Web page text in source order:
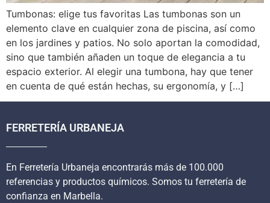
Tumbonas: elige tus favoritas Las tumbonas son un
elemento clave en cualquier zona de piscina, así como
en los jardines y patios. No solo aportan la comodidad,
sino que también añaden un toque de elegancia a tu
espacio exterior. Al elegir una tumbona, hay que tener
en cuenta de qué están hechas, su ergonomía, y […]
FERRETERÍA URBANEJA
En Ferretería Urbaneja encontrarás más de 100.000
referencias y productos químicos. Somos tu ferretería de
confianza en Marbella.